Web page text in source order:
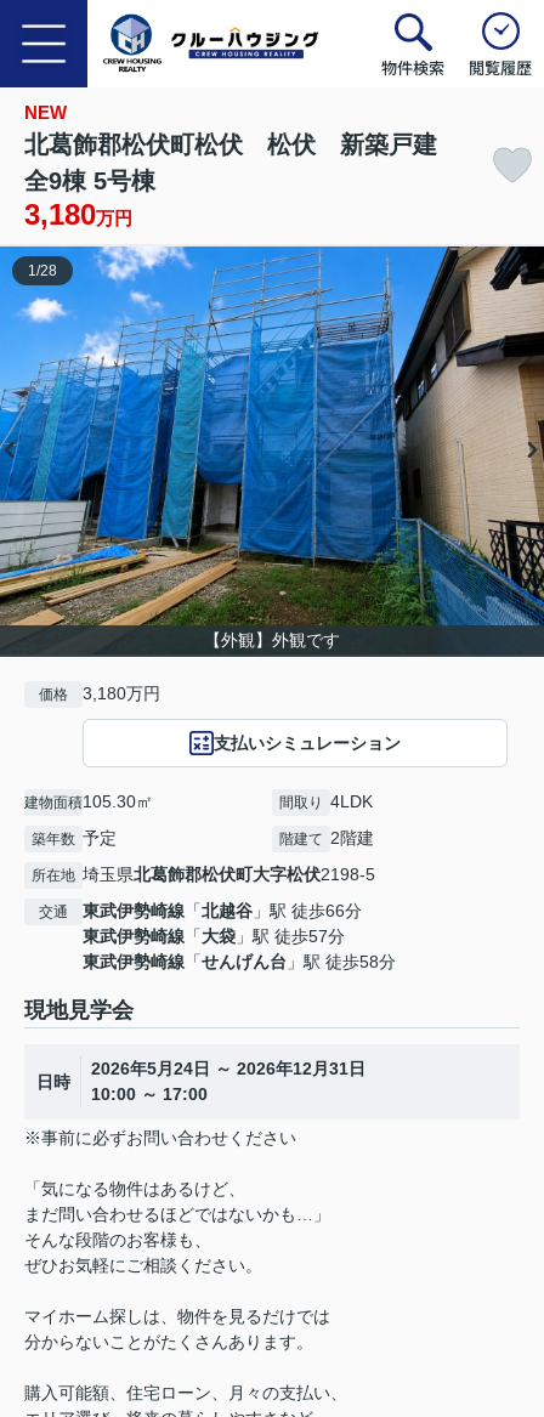
物件検索 閲覧履歴
NEW
北葛飾郡松伏町松伏 松伏 新築戸建
全9棟 5号棟
3,180万円
【外観】外観です
1 /28
価格 3,180万円
支払いシミュレーション
建物面積105.30㎡ 間取り 4LDK
築年数 予定 階建て 2階建
所在地 埼玉県北葛飾郡松伏町大字松伏2198-5
交通 東武伊勢崎線 「北越谷 」駅 徒歩66分
東武伊勢崎線 「大袋 」駅 徒歩57分
東武伊勢崎線 「せんげん台 」駅 徒歩58分
現地見学会
日時
2026年5月24日 ～ 2026年12月31日
10:00 ～ 17:00
※事前に必ずお問い合わせください
「気になる物件はあるけど、
まだ問い合わせるほどではないかも…」
そんな段階のお客様も、
ぜひお気軽にご相談ください。
マイホーム探しは、物件を見るだけでは
分からないことがたくさんあります。
購入可能額、住宅ローン、月々の支払い、